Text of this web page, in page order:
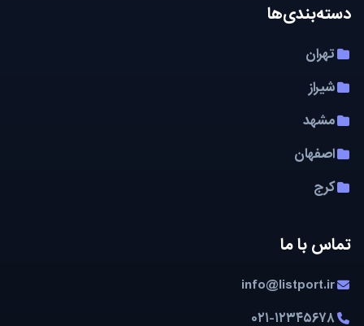
دسته‌بندی‌ها
تهران
شیراز
مشهد
اصفهان
کرج
تماس با ما
info@listport.ir
۰۲۱-۱۲۳۴۵۶۷۸